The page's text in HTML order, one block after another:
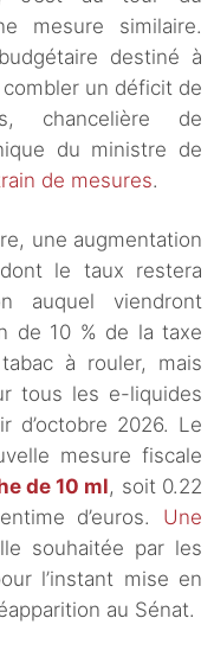
mesure similaire.
destiné à
un déficit de
chancelière de
du ministre de
de mesures.
une augmentation
le taux restera
auquel viendront
de 10 % de la taxe
à rouler, mais
tous les e-liquides
d’octobre 2026. Le
mesure fiscale
de 10 ml, soit 0.22
d’euros. Une
souhaitée par les
l’instant mise en
au Sénat.